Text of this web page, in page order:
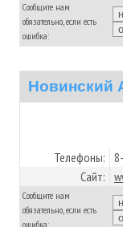
Сообщите нам
обязательно, если есть
ошибка:
Новинский
Телефоны:
Сайт:
Сообщите нам
обязательно, если есть
ошибка: